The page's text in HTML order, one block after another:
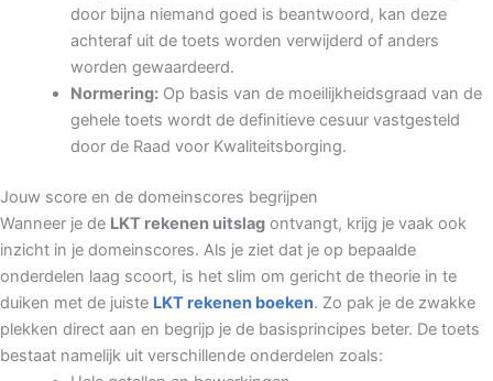
door bijna niemand goed is beantwoord, kan deze
achteraf uit de toets worden verwijderd of anders
worden gewaardeerd.
Normering:Op basis van de moeilijkheidsgraad van de
gehele toets wordt de definitieve cesuur vastgesteld
door de Raad voor Kwaliteitsborging.
Jouw score en de domeinscores begrijpen
Wanneer je de LKT rekenen uitslag ontvangt, krijg je vaak ook
inzicht in je domeinscores. Als je ziet dat je op bepaalde
onderdelen laag scoort, is het slim om gericht de theorie in te
duiken met de juiste LKT rekenen boeken. Zo pak je de zwakke
plekken direct aan en begrijp je de basisprincipes beter. De toets
bestaat namelijk uit verschillende onderdelen zoals: